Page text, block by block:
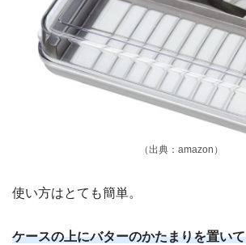
（出典：amazon）
使い方はとても簡単。
ケースの上にバターのかたまりを置い